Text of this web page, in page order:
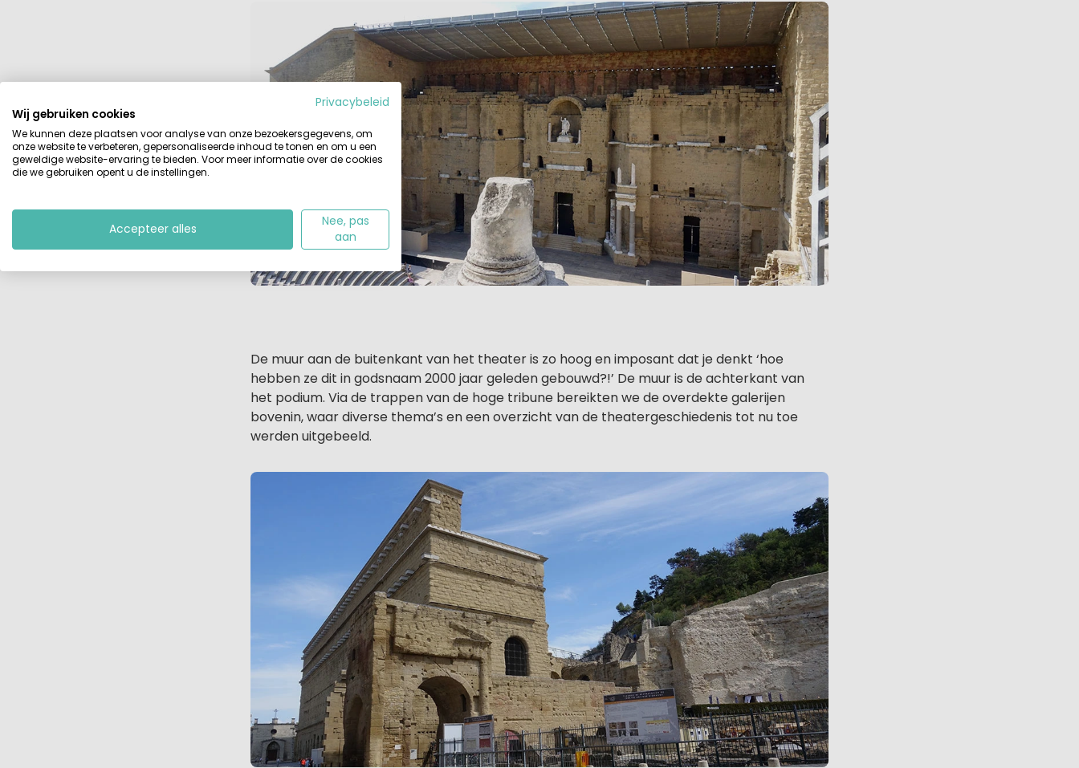
De muur aan de buitenkant van het theater is zo hoog en imposant dat je denkt ‘hoe
hebben ze dit in godsnaam 2000 jaar geleden gebouwd?!’ De muur is de achterkant van
het podium. Via de trappen van de hoge tribune bereikten we de overdekte galerijen
bovenin, waar diverse thema’s en een overzicht van de theatergeschiedenis tot nu toe
werden uitgebeeld.
Privacybeleid
Wij gebruiken cookies
We kunnen deze plaatsen voor analyse van onze bezoekersgegevens, om
onze website te verbeteren, gepersonaliseerde inhoud te tonen en om u een
geweldige website-ervaring te bieden. Voor meer informatie over de cookies
die we gebruiken opent u de instellingen.
Accepteer alles
Nee, pas
aan